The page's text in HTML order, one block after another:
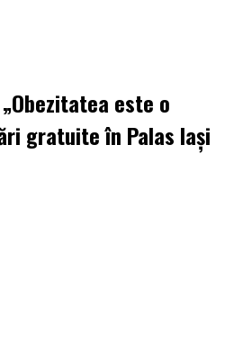
este o
gratuite în Palas Iași